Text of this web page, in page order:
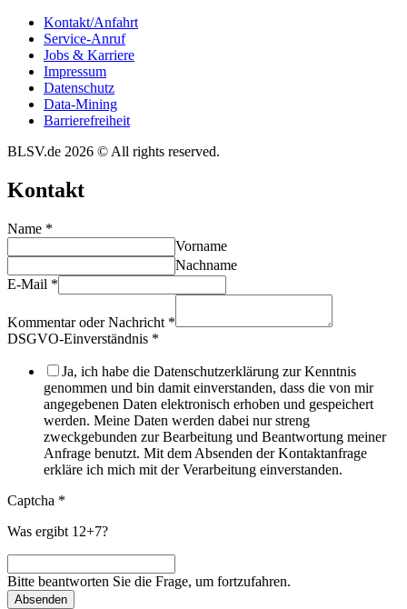
Kontakt/​​Anfahrt
Service-Anruf
Jobs & Karriere
Impres­sum
Daten­schutz
Data-Mining
Barrie­re­frei­heit
BLSV.de 2026 © All rights reserved.
Kontakt
Name *
Vorname
Nachname
E-Mail *
Kommentar oder Nachricht *
DSGVO-Einverständnis *
Ja, ich habe die Datenschutzerklärung zur Kenntnis
genommen und bin damit einverstanden, dass die von mir
angegebenen Daten elektronisch erhoben und gespeichert
werden. Meine Daten werden dabei nur streng
zweckgebunden zur Bearbeitung und Beantwortung meiner
Anfrage benutzt. Mit dem Absenden der Kontaktanfrage
erkläre ich mich mit der Verarbeitung einverstanden.
Captcha *
Was ergibt 12+7?
Bitte beantworten Sie die Frage, um fortzufahren.
Absenden